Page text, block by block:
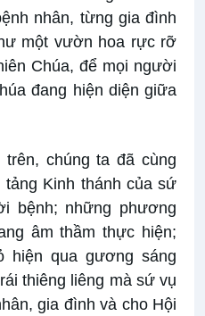
nhân, từng gia đình
một vườn hoa rực rỡ
Chúa, để mọi người
đang hiện diện giữa
chúng ta đã cùng
Kinh thánh của sứ
bệnh; những phương
âm thầm thực hiện;
hiện qua gương sáng
thiêng liêng mà sứ vụ
gia đình và cho Hội